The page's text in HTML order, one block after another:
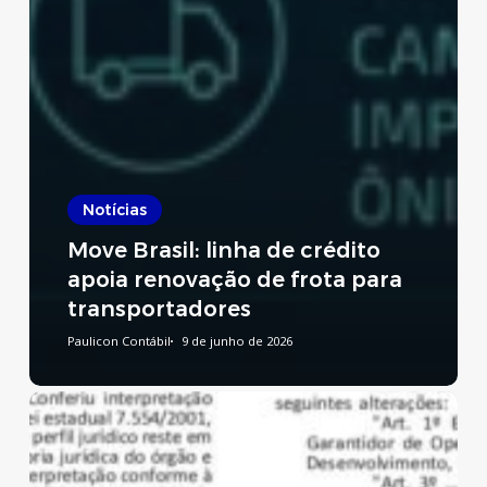
Notícias
Move Brasil: linha de crédito
apoia renovação de frota para
transportadores
Paulicon Contábil 9 de junho de 2026
Reforma
Tributária:
publicado
decreto